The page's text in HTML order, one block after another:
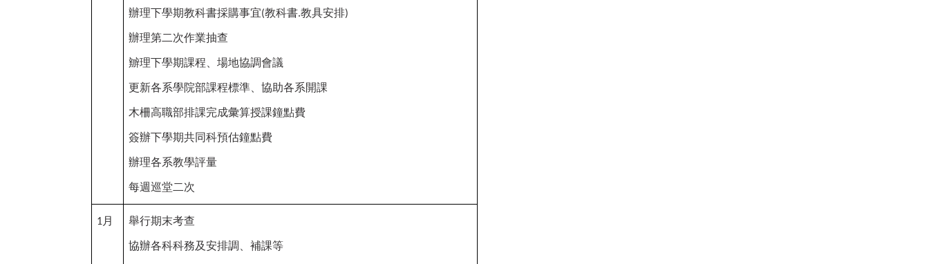
辦理下學期教科書採購事宜(教科書.教具安排)
辦理第二次作業抽查
辧理下學期課程、場地協調會議
更新各系學院部課程標準、協助各系開課
木柵高職部排課完成彙算授課鐘點費
簽辦下學期共同科預估鐘點費
辦理各系教學評量
每週巡堂二次
1月 舉行期末考查
協辦各科科務及安排調、補課等